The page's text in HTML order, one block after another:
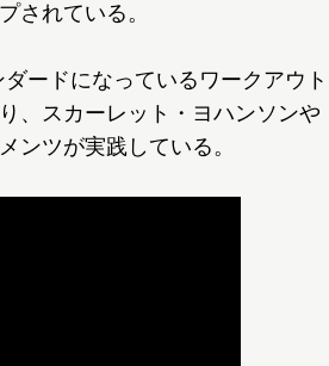
されている。
ードになっているワークアウト
、スカーレット・ヨハンソンや
ンツが実践している。